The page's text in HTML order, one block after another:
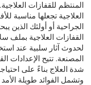
المنتظم للقفازات
العلاجية تجعلها مناسبة
الجراحية أو أولئك الذين
القفازات العلاجية بملف
لحدوث آثار سلبية عند
المصنعة. تتيح الإعدادات
شدة العلاج بناءً على
وتشمل الفوائد طويلة